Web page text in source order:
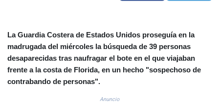
DJF 205.391597
DKK 7.475497
DOP 67.329861
DZD 153.461287
La Guardia Costera de Estados Unidos proseguía en la
madrugada del miércoles la búsqueda de 39 personas
desaparecidas tras naufragar el bote en el que viajaban
frente a la costa de Florida, en un hecho "sospechoso de
contrabando de personas".
Anuncio